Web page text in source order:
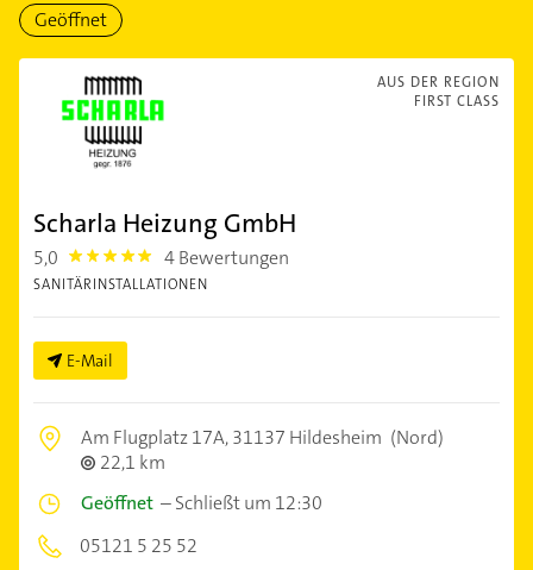
Geöffnet
AUS DER REGION
FIRST CLASS
Scharla Heizung GmbH
5,0 5.0 4 Bewertungen
SANITÄRINSTALLATIONEN
E-Mail
Am Flugplatz 17A,31137 Hildesheim (Nord)
22,1 km
Geöffnet –Schließt um 12:30
05121 5 25 52